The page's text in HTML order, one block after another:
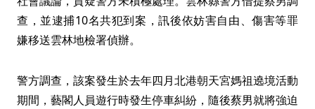
查，並逮捕10名共犯到案，訊後依妨害自由、傷害等罪
嫌移送雲林地檢署偵辦。
警方調查，該案發生於去年四月北港朝天宮媽祖遶境活動
期間，藝閣人員遊行時發生停車糾紛，隨後蔡男就將強迫